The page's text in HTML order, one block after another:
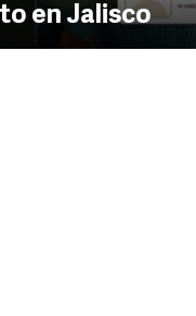
en Jalisco